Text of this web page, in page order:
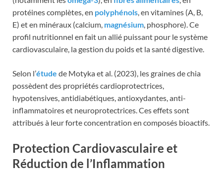
protéines complètes, en polyphénols, en vitamines (A, B,
E) et en minéraux (calcium, magnésium, phosphore). Ce
profil nutritionnel en fait un allié puissant pour le système
cardiovasculaire, la gestion du poids et la santé digestive.
Selon l’étude de Motyka et al. (2023), les graines de chia
possèdent des propriétés cardioprotectrices,
hypotensives, antidiabétiques, antioxydantes, anti-
inflammatoires et neuroprotectrices. Ces effets sont
attribués à leur forte concentration en composés bioactifs.
Protection Cardiovasculaire et
Réduction de l’Inflammation